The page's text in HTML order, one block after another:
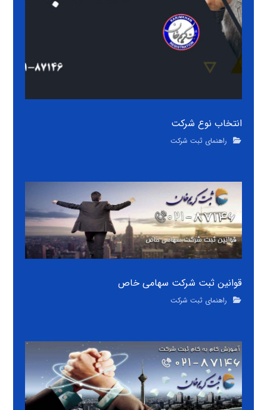
انتخاب نوع شرکت
راهنمای ثبت شرکت
قوانین ثبت شرکت سهامی خاص
راهنمای ثبت شرکت